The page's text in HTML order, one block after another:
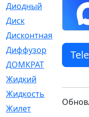
Диодный
Диск
Дисконтная
Диффузор
ДОМКРАТ
Жидкий
Жидкость
Жилет